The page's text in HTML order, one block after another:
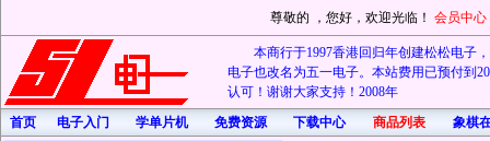
尊敬的 ，您好，欢迎光临！ 会员中心
本商行于1997香港回归年创建松松电子
电子也改名为五一电子。本站费用已预付到
认可！谢谢大家支持！2008年
首页
电子入门 学单片机 免费资源 下载中心 商品列表 象棋